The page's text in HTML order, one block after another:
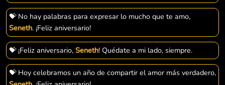
💝 No hay palabras para expresar lo mucho que te amo,
Seneth. ¡Feliz aniversario!
💝 ¡Feliz aniversario, Seneth! Quédate a mi lado, siempre.
💝 Hoy celebramos un año de compartir el amor más verdadero,